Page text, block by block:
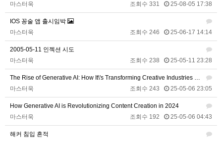
마스터욱
조회수 331 25-08-05 17:38
IOS 꽁술 앱 출시임박
마스터욱
조회수 246 25-06-17 14:14
2005-05-11 인젝션 시도
마스터욱
조회수 238 25-05-11 23:28
The Rise of Generative AI: How It\'s Transforming Creative Industries in 2024
마스터욱
조회수 243 25-05-06 23:05
How Generative AI is Revolutionizing Content Creation in 2024
마스터욱
조회수 192 25-05-06 04:43
해커 침입 흔적
2026년 01월 21일 수요일
비회원86967n2tb0iacdl6lpcidp6hm1 욜로PC방 15:38:57
비회원8e48be417jjo2ju090lv65fnf5 이게 모꼬
10:41:21
비회원8e48be417jjo2ju090lv65fnf5 일본인이 카레가 맛있으면 하는말은?
10:41:52
비회원8e48be417jjo2ju090lv65fnf5
10:41:56
2026년 05월 21일 목요일
비회원9tru8ld4qjt3dvl7a9mj7gn808 hk 17:25:29